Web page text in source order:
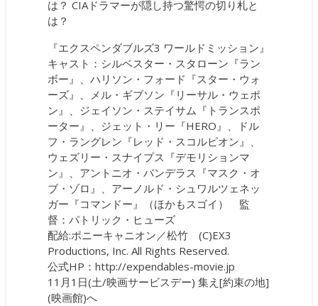
は？ CIAドラマーが隠し持つ驚愕の切り札と
は？
『エクスペンダブルズ3 ワールドミッション』
キャスト：シルベスター・スタローン『ラン
ボー』、ハリソン・フォード『スター・ウォ
ーズ』、メル・ギブソン『リーサル・ウェポ
ン』、ジェイソン・ステイサム『トランスポ
ーター』、ジェット・リー『HERO』、ドル
フ・ラングレン『レッド・スコルピオン』、
ウェズリー・スナイプス『デモリションマ
ン』、アントニオ・バンデラス『マスク・オ
ブ・ゾロ』、アーノルド・シュワルツェネッ
ガー『コマンドー』（ほかもスゴイ） 監
督：パトリック・ヒューズ
配給:ポニーキャニオン／松竹 (C)EX3
Productions, Inc. All Rights Reserved.
公式HP：http://expendables-movie.jp
11月1日(土/映画サービスデー) 集え[約束の地]
(映画館)へ